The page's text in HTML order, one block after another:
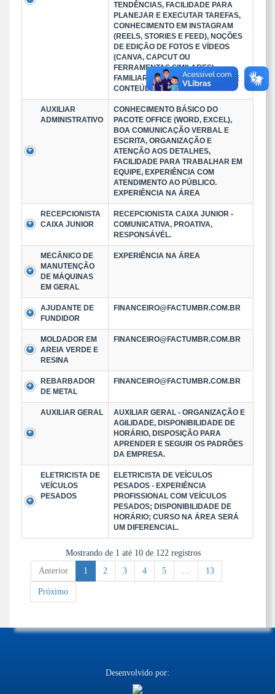
TENDÊNCIAS, FACILIDADE PARA
PLANEJAR E EXECUTAR TAREFAS,
CONHECIMENTO EM INSTAGRAM
(REELS, STORIES E FEED), NOÇÕES
DE EDIÇÃO DE FOTOS E VÍDEOS
(CANVA, CAPCUT OU
FERRAMENTAS SIMILARES).
FAMILIARIDADE COM CRIAÇÃO DE
CONTEÚDO PARA REDES SOCIA
AUXILIAR
ADMINISTRATIVO
CONHECIMENTO BÁSICO DO
PACOTE OFFICE (WORD, EXCEL),
BOA COMUNICAÇÃO VERBAL E
ESCRITA, ORGANIZAÇÃO E
ATENÇÃO AOS DETALHES,
FACILIDADE PARA TRABALHAR EM
EQUIPE, EXPERIÊNCIA COM
ATENDIMENTO AO PÚBLICO.
EXPERIÊNCIA NA ÁREA
RECEPCIONISTA
CAIXA JUNIOR
RECEPCIONISTA CAIXA JUNIOR -
COMUNICATIVA, PROATIVA,
RESPONSÁVÉL.
MECÂNICO DE
MANUTENÇÃO
DE MÁQUINAS
EM GERAL
EXPERIÊNCIA NA ÁREA
AJUDANTE DE
FUNDIDOR
FINANCEIRO@FACTUMBR.COM.BR
MOLDADOR EM
AREIA VERDE E
RESINA
FINANCEIRO@FACTUMBR.COM.BR
REBARBADOR
DE METAL
FINANCEIRO@FACTUMBR.COM.BR
AUXILIAR GERAL
AUXILIAR GERAL - ORGANIZAÇÃO E
AGILIDADE, DISPONIBILIDADE DE
HORÁRIO, DISPOSIÇÃO PARA
APRENDER E SEGUIR OS PADRÕES
DA EMPRESA.
ELETRICISTA DE
VEÍCULOS
PESADOS
ELETRICISTA DE VEÍCULOS
PESADOS - EXPERIÊNCIA
PROFISSIONAL COM VEÍCULOS
PESADOS; DISPONIBILIDADE DE
HORÁRIO; CURSO NA ÁREA SERÁ
UM DIFERENCIAL.
Mostrando de 1 até 10 de 122 registros
Anterior
1 2 3 4 5 … 13
Próximo
Desenvolvido por: